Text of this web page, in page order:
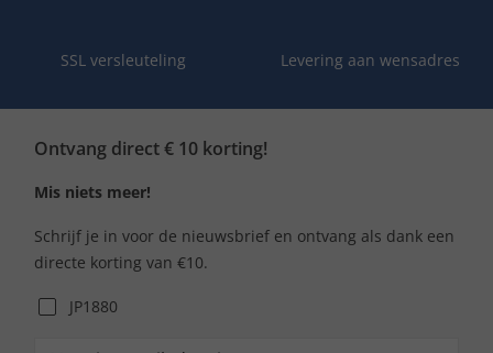
SSL versleuteling Levering aan wensadres
Ontvang direct € 10 korting!
Mis niets meer!
Schrijf je in voor de nieuwsbrief en ontvang als dank een
directe korting van €10.
JP1880